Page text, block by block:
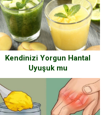
Kendinizi Yorgun Hantal
Uyuşuk mu
Hissediyorsunuz?
Vücudunuzu Yeniden
Doğmuş Gibi Yapabilirsiniz
İşte O öneriler